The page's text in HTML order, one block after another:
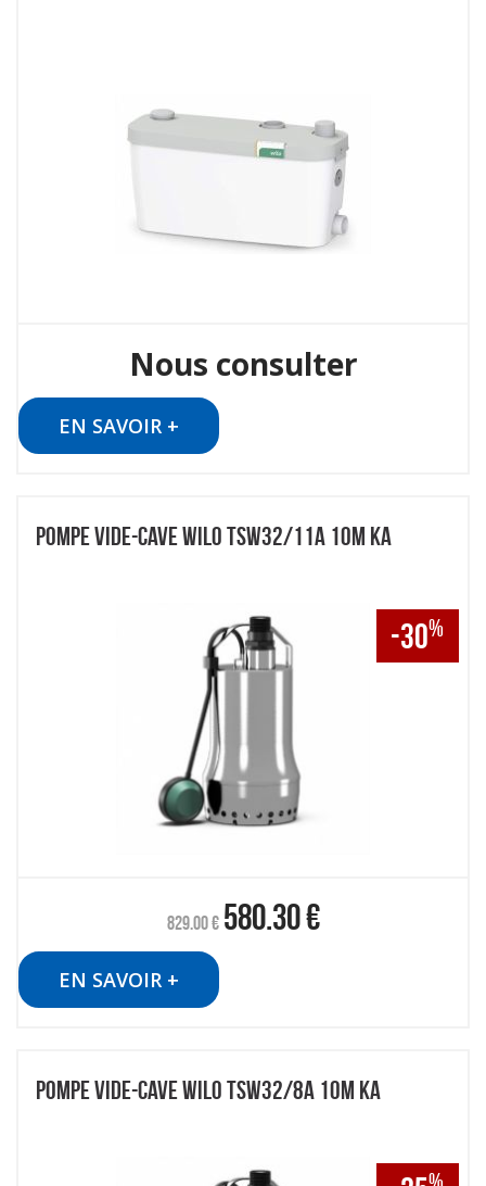
Nous consulter
EN SAVOIR +
POMPE VIDE-CAVE WILO TSW32/11A 10M KA
-30%
829.00€ 580.30€
EN SAVOIR +
POMPE VIDE-CAVE WILO TSW32/8A 10M KA